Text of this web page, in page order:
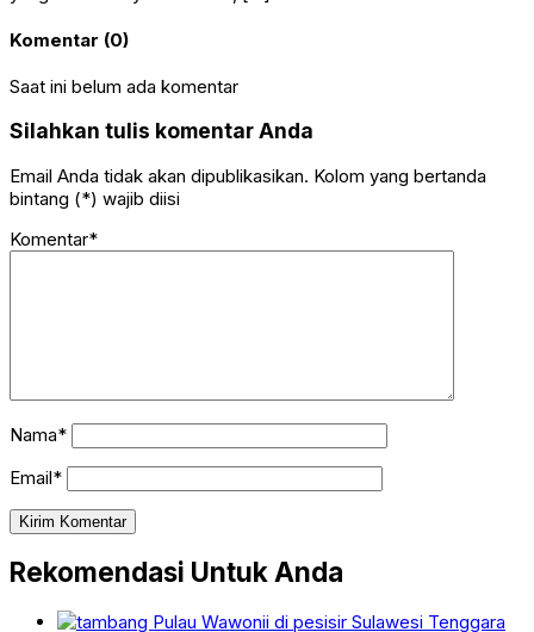
Komentar (0)
Saat ini belum ada komentar
Silahkan tulis komentar Anda
Email Anda tidak akan dipublikasikan. Kolom yang bertanda
bintang (*) wajib diisi
Komentar*
Nama*
Email*
Rekomendasi Untuk Anda